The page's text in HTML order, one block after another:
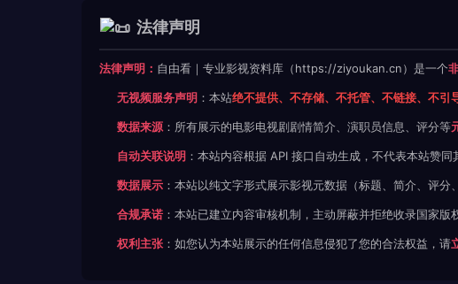
法律声明
法律声明： 自由看｜专业影视资料库（https://ziyoukan.cn）是一个
无视频服务声明 ：本站绝不提供、不存储、不托管、不链接、不引
数据来源：所有展示的电影电视剧剧情简介、演职员信息、评分等
自动关联说明 ：本站内容根据 API 接口自动生成，不代表本站赞同
数据展示 ：本站以纯文字形式展示影视元数据（标题、简介、评分
合规承诺 ：本站已建立内容审核机制，主动屏蔽并拒绝收录国家
权利主张：如您认为本站展示的任何信息侵犯了您的合法权益，请